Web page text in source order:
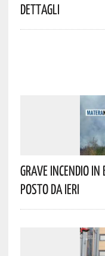
Dettagli
Grave Incendio
Posto Da Ieri